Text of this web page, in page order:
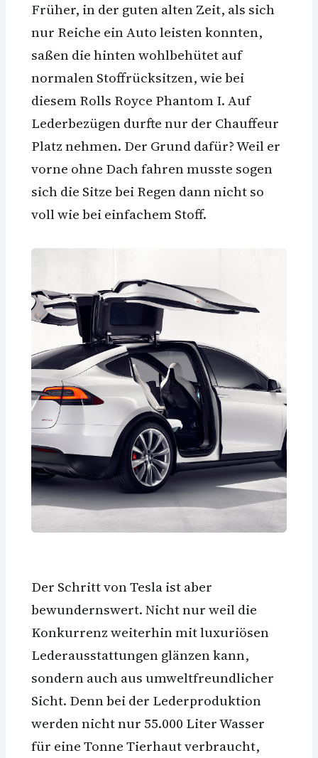
Früher, in der guten alten Zeit, als sich
nur Reiche ein Auto leisten konnten,
saßen die hinten wohlbehütet auf
normalen Stoffrücksitzen, wie bei
diesem Rolls Royce Phantom I. Auf
Lederbezügen durfte nur der Chauffeur
Platz nehmen. Der Grund dafür? Weil er
vorne ohne Dach fahren musste sogen
sich die Sitze bei Regen dann nicht so
voll wie bei einfachem Stoff.
Der Schritt von Tesla ist aber
bewundernswert. Nicht nur weil die
Konkurrenz weiterhin mit luxuriösen
Lederausstattungen glänzen kann,
sondern auch aus umweltfreundlicher
Sicht. Denn bei der Lederproduktion
werden nicht nur 55.000 Liter Wasser
für eine Tonne Tierhaut verbraucht,